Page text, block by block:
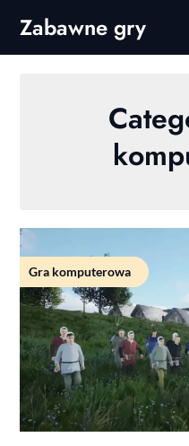
content
Zabawne gry
Gra komputerowa